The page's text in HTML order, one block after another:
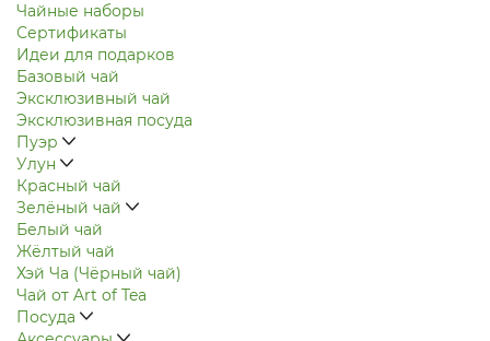
Чайные наборы
Сертификаты
Идеи для подарков
Базовый чай
Эксклюзивный чай
Эксклюзивная посуда
Пуэр
Улун
Красный чай
Зелёный чай
Белый чай
Жёлтый чай
Хэй Ча (Чёрный чай)
Чай от Art of Tea
Посуда